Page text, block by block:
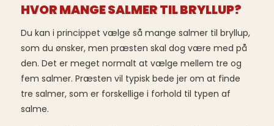
HVOR MANGE SALMER TIL BRYLLUP?
Du kan i princippet vælge så mange salmer til bryllup,
som du ønsker, men præsten skal dog være med på
den. Det er meget normalt at vælge mellem tre og
fem salmer. Præsten vil typisk bede jer om at finde
tre salmer, som er forskellige i forhold til typen af
salme.